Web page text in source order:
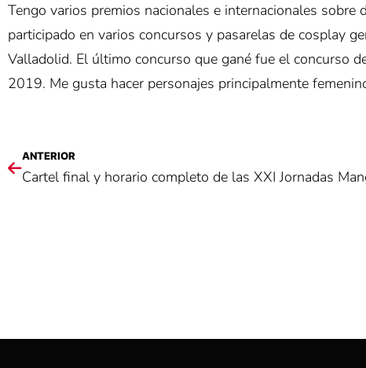
Tengo varios premios nacionales e internacionales
participado en varios concursos y pasarelas de cosplay
Valladolid. El último concurso que gané fue el concurso
2019. Me gusta hacer personajes principalmente
ANTERIOR